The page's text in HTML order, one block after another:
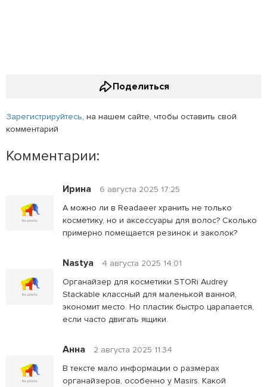
Поделиться
Зарегистрируйтесь, на нашем сайте, чтобы оставить свой
комментарий
Комментарии:
Ирина
6 августа 2025 17:25
А можно ли в Readaeer хранить не только
косметику, но и аксессуары для волос? Сколько
примерно помещается резинок и заколок?
Nastya
4 августа 2025 14:01
Органайзер для косметики STORi Audrey
Stackable классный для маленькой ванной,
экономит место. Но пластик быстро царапается,
если часто двигать ящики.
Анна
2 августа 2025 11:34
В тексте мало информации о размерах
органайзеров, особенно у Masirs. Какой